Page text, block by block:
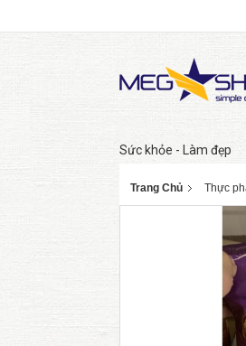
Sức khỏe - Làm đẹp
Trang Chủ Thực